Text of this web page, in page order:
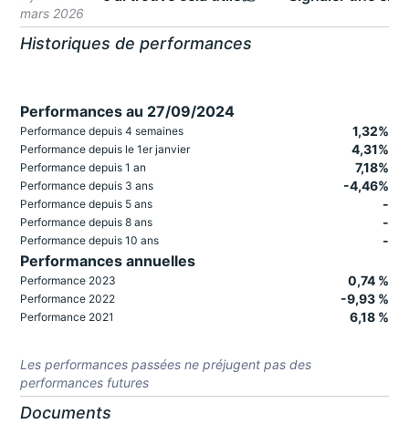
mars 2026
Historiques de performances
Performances au 27/09/2024
Performance depuis 4 semaines 1,32%
Performance depuis le 1er janvier 4,31%
Performance depuis 1 an 7,18%
Performance depuis 3 ans -4,46%
Performance depuis 5 ans -
Performance depuis 8 ans -
Performance depuis 10 ans -
Performances annuelles
Performance 2023 0,74 %
Performance 2022 -9,93 %
Performance 2021 6,18 %
Les performances passées ne préjugent pas des
performances futures
Documents